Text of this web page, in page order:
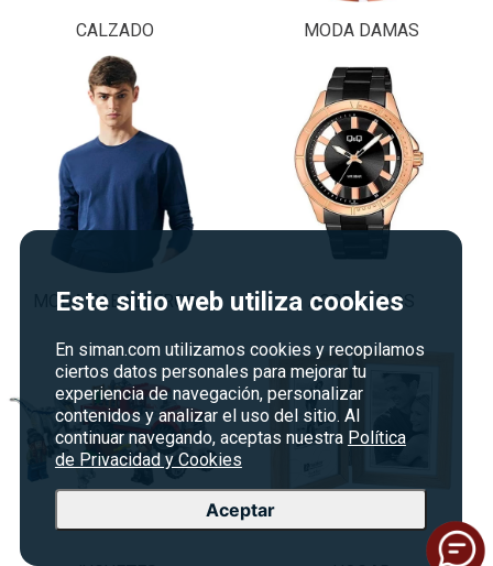
Este sitio web utiliza cookies
En siman.com utilizamos cookies y recopilamos
ciertos datos personales para mejorar tu
experiencia de navegación, personalizar
contenidos y analizar el uso del sitio. Al
continuar navegando, aceptas nuestra Política
de Privacidad y Cookies
Aceptar
CALZADO MODA DAMAS
MODA CABALLEROS ACCESORIOS